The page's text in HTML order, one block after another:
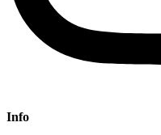
Info